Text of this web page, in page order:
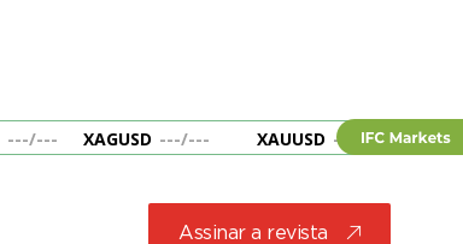
---/--- XAGUSD ---/--- XAUUSD --- ---
Assinar a revista j